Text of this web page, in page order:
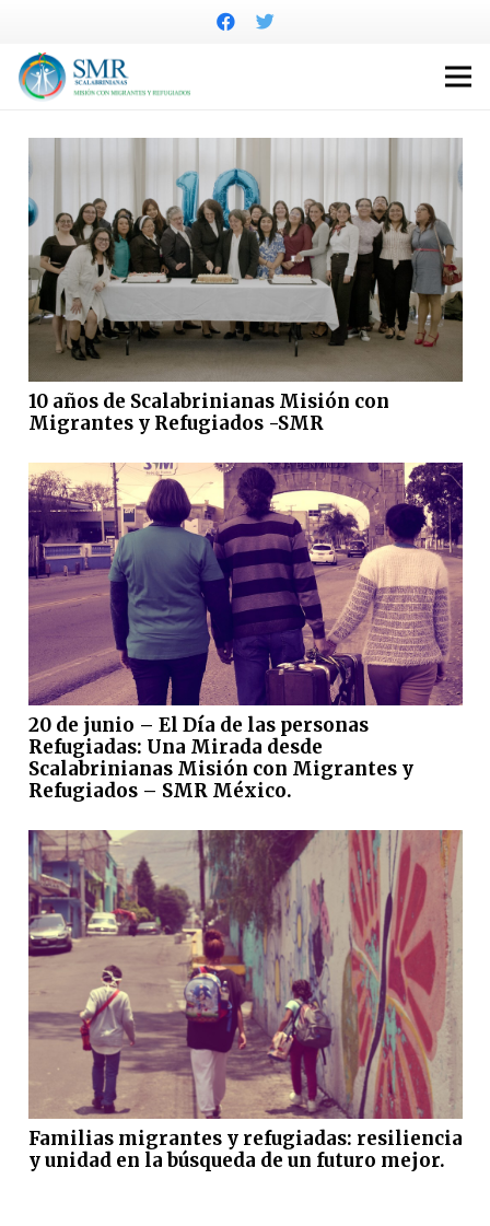
10 años de Scalabrinianas Misión con
Migrantes y Refugiados -SMR
20 de junio – El Día de las personas
Refugiadas: Una Mirada desde
Scalabrinianas Misión con Migrantes y
Refugiados – SMR México.
Familias migrantes y refugiadas: resiliencia
y unidad en la búsqueda de un futuro mejor.